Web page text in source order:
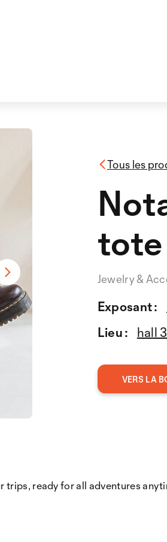
Tous les
tote
Jewelry &
Exposant :
Lieu :
hall
VERS LA
ready for all adventures